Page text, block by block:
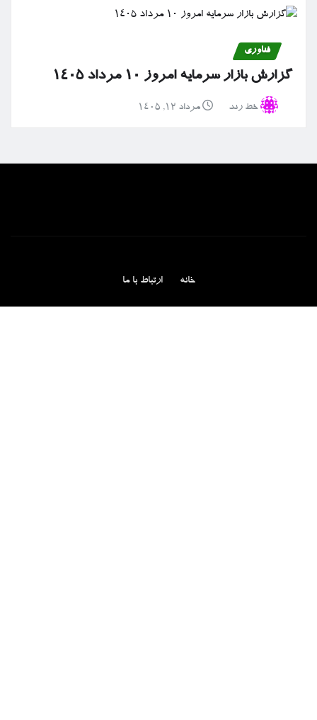
فناوری
گزارش بازار سرمایه امروز ۱۰ مرداد ۱۴۰۵
خط رند مرداد ۱۲, ۱۴۰۵
خانه ارتباط با ما